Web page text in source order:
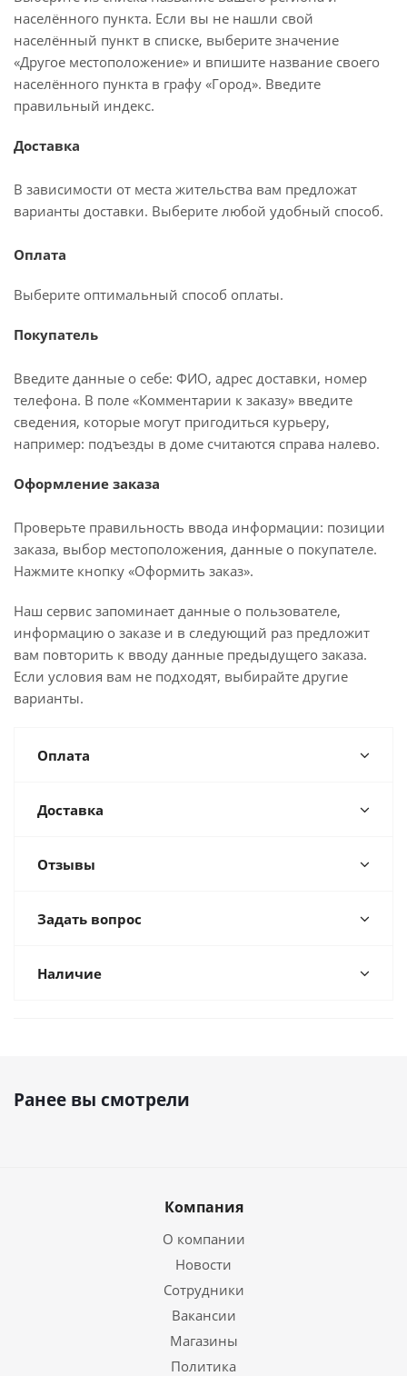
населённого пункта. Если вы не нашли свой
населённый пункт в списке, выберите значение
«Другое местоположение» и впишите название своего
населённого пункта в графу «Город». Введите
правильный индекс.
Доставка
В зависимости от места жительства вам предложат
варианты доставки. Выберите любой удобный способ.
Оплата
Выберите оптимальный способ оплаты.
Покупатель
Введите данные о себе: ФИО, адрес доставки, номер
телефона. В поле «Комментарии к заказу» введите
сведения, которые могут пригодиться курьеру,
например: подъезды в доме считаются справа налево.
Оформление заказа
Проверьте правильность ввода информации: позиции
заказа, выбор местоположения, данные о покупателе.
Нажмите кнопку «Оформить заказ».
Наш сервис запоминает данные о пользователе,
информацию о заказе и в следующий раз предложит
вам повторить к вводу данные предыдущего заказа.
Если условия вам не подходят, выбирайте другие
варианты.
Оплата
Доставка
Отзывы
Задать вопрос
Наличие
Ранее вы смотрели
Компания
О компании
Новости
Сотрудники
Вакансии
Магазины
Политика